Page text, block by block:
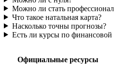
Можно ли стать
Что такое натальная карта?
Насколько точны прогнозы?
Есть ли курсы по финансовой
Официальные ресурсы